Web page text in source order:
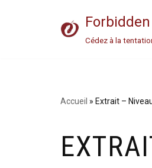
Cédez à la
Accueil » Extrait –